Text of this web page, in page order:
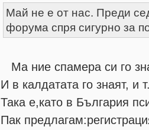
Май не е от нас. Преди
форума спря сигурно за
Ma ние спамера си го
И в калдатата го знаят, и
Така е,като в България
Пак